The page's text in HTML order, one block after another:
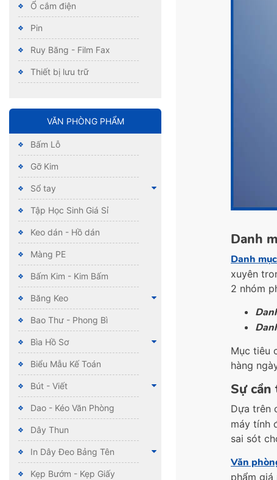
Ổ cắm điện
Pin
Ruy Băng - Film Fax
Thiết bị lưu trữ
VĂN PHÒNG PHẨM
Bấm Lỗ
Gỡ Kim
Sổ tay
Tập Học Sinh Giá Sỉ
Keo dán - Hồ dán
Màng PE
Bấm Kim - Kim Bấm
Băng Keo
Bao Thư - Phong Bì
Bìa Hồ Sơ
Biểu Mẫu Kế Toán
Bút - Viết
Dao - Kéo Văn Phòng
Dây Thun
In Dây Đeo Bảng Tên
Kẹp Bướm - Kẹp Giấy
Danh
Danh
xuyên
2 nhóm
Mục tiêu
hàng
Sự cần
Dựa trên
máy tính
sai sót
Văn
phẩm